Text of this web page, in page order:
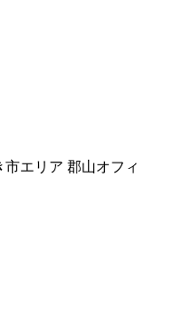
エリア 郡山オフィ